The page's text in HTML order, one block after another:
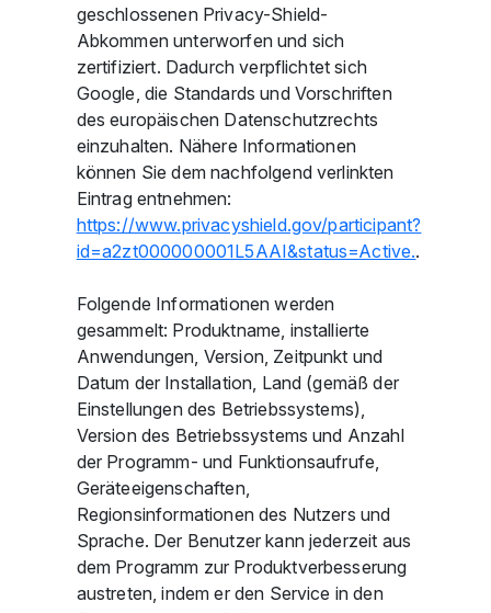
geschlossenen Privacy-Shield-
Abkommen unterworfen und sich
zertifiziert. Dadurch verpflichtet sich
Google, die Standards und Vorschriften
des europäischen Datenschutzrechts
einzuhalten. Nähere Informationen
können Sie dem nachfolgend verlinkten
Eintrag entnehmen:
https://www.privacyshield.gov/participant?
id=a2zt000000001L5AAI&status=Active..
Folgende Informationen werden
gesammelt: Produktname, installierte
Anwendungen, Version, Zeitpunkt und
Datum der Installation, Land (gemäß der
Einstellungen des Betriebssystems),
Version des Betriebssystems und Anzahl
der Programm- und Funktionsaufrufe,
Geräteeigenschaften,
Regionsinformationen des Nutzers und
Sprache. Der Benutzer kann jederzeit aus
dem Programm zur Produktverbesserung
austreten, indem er den Service in den